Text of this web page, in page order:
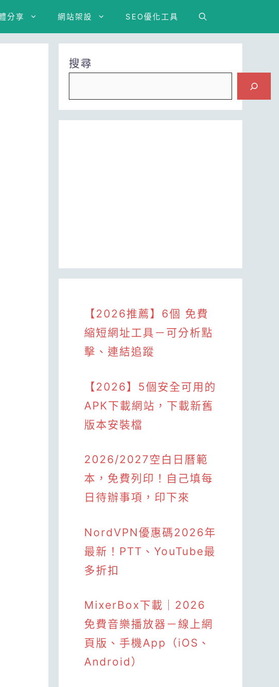
分享 網站架設 SEO優化工具
搜尋
【2026推薦】6個 免費
縮短網址工具－可分析點
擊、連結追蹤
【2026】5個安全可用的
APK下載網站，下載新舊
版本安裝檔
2026/2027空白日曆範
本，免費列印！自己填每
日待辦事項，印下來
NordVPN優惠碼2026年
最新！PTT、YouTube最
多折扣
MixerBox下載｜2026
免費音樂播放器－線上網
頁版、手機App（iOS、
Android）